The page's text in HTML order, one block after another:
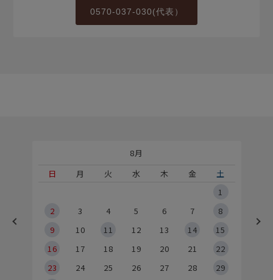
0570-037-030(代表）
8月
日
月 火 水 木 金
土
1
2
3 4 5 6 7
8
9
10 11 12 13 14
15
16
17 18 19 20 21
22
23
24 25 26 27 28
29